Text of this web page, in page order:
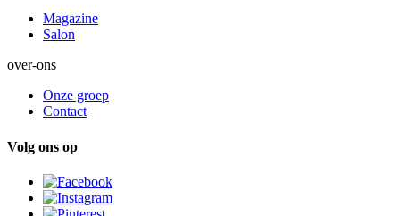
Magazine
Salon
over-ons
Onze groep
Contact
Volg ons op